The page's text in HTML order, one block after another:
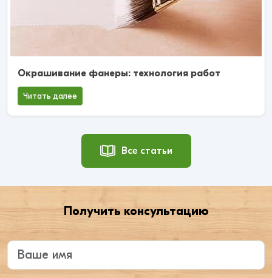
Окрашивание фанеры: технология работ
Читать далее
Все статьи
Получить консультацию
Введите ваше имя